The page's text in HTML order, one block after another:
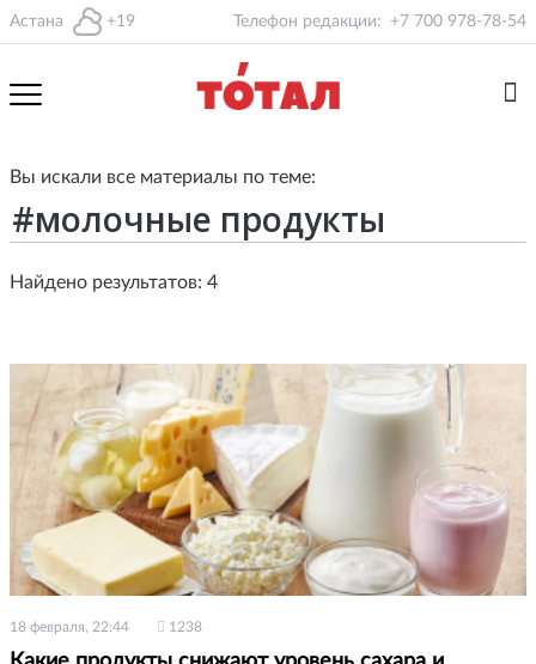
Астана +19 Телефон редакции: +7 700 978-78-54
Вы искали все материалы по теме:
Найдено результатов: 4
18 февраля, 22:44 1238